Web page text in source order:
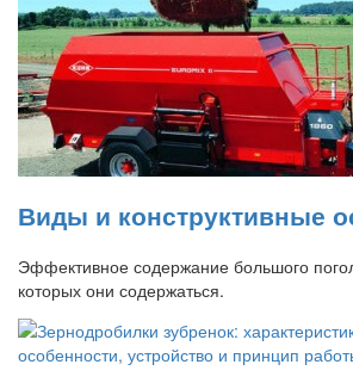
Виды и конструктивные
Эффективное содержание большого
которых они содержаться.